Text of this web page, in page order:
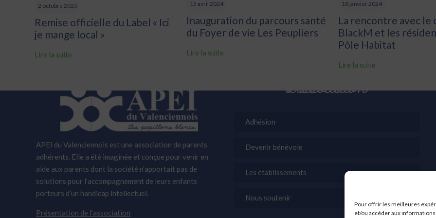
Pour offrir les meilleures
et/ou accéder aux
2 octobre 2025
Remise officielle du Label « Ici
je mange local »
Lire la suite
15 avril 2024
Inauguration du parcours santé
du Foyer de vie Les Peupliers
Lire la suite
18 janvier 2024
La rencontre avec le
BlackM et les
Pôle Habitat
Lire la suite
APEI du Valenciennois est une association de parents
adhérents. Elle a été imaginée et conçue pour venir en
aide aux parents dont la société n’apportait pas de
solutions pour l’accompagnement de leurs enfants
porteurs d’un handicap intellectuel.
Présentation de l’association
L’association
Adhésion
Devenir bénévole
Les établissements
Nous soutenir